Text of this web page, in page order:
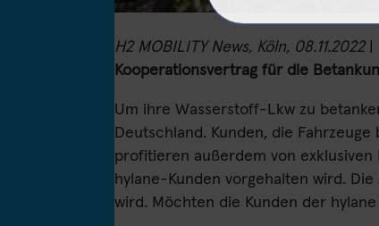
H2 MOBILITY News, Köln, 08.11.2022|
Kooperationsvertrag für die
Um ihre Wasserstoff-Lkw zu
Deutschland. Kunden, die
profitieren außerdem von
hylane-Kunden vorgehalten wird.
wird. Möchten die Kunden der